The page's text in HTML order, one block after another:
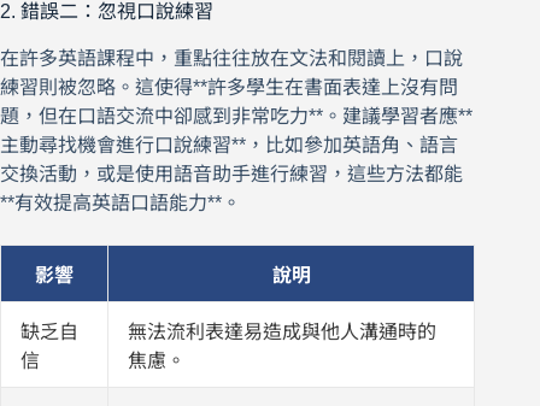
2. 錯誤二：忽視口說練習
在許多英語課程中，重點往往放在文法和閱讀上，口說
練習則被忽略。這使得**許多學生在書面表達上沒有問
題，但在口語交流中卻感到非常吃力**。建議學習者應**
主動尋找機會進行口說練習**，比如參加英語角、語言
交換活動，或是使用語音助手進行練習，這些方法都能
**有效提高英語口語能力**。
影響 說明
缺乏自
信
無法流利表達易造成與他人溝通時的
焦慮。